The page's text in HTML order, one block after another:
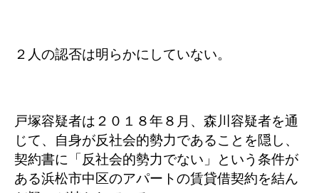
２人の認否は明らかにしていない。
戸塚容疑者は２０１８年８月、森川容疑者を通
じて、自身が反社会的勢力であることを隠し、
契約書に「反社会的勢力でない」という条件が
ある浜松市中区のアパートの賃貸借契約を結ん